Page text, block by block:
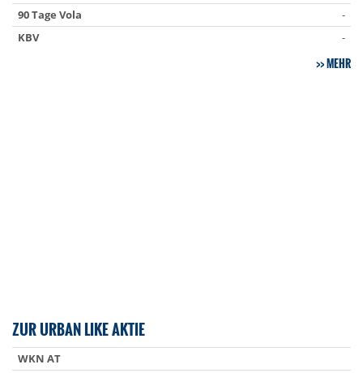
90 Tage Vola
-
KBV
-
MEHR
ZUR URBAN LIKE AKTIE
WKN AT